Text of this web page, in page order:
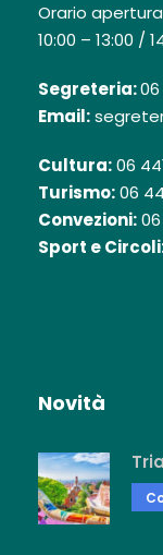
Orario
10:00 – 13:00 /
Segreteria:06
Email:
Cultura:06
Turismo:06
Convezioni:06
Sport e
Novità